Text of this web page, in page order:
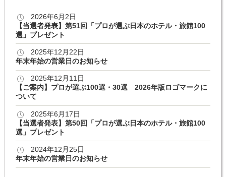
2026年6月2日
【当選者発表】第51回「プロが選ぶ日本のホテル・旅館100
選」プレゼント
2025年12月22日
年末年始の営業日のお知らせ
2025年12月11日
【ご案内】プロが選ぶ100選・30選 2026年版ロゴマークに
ついて
2025年6月17日
【当選者発表】第50回「プロが選ぶ日本のホテル・旅館100
選」プレゼント
2024年12月25日
年末年始の営業日のお知らせ